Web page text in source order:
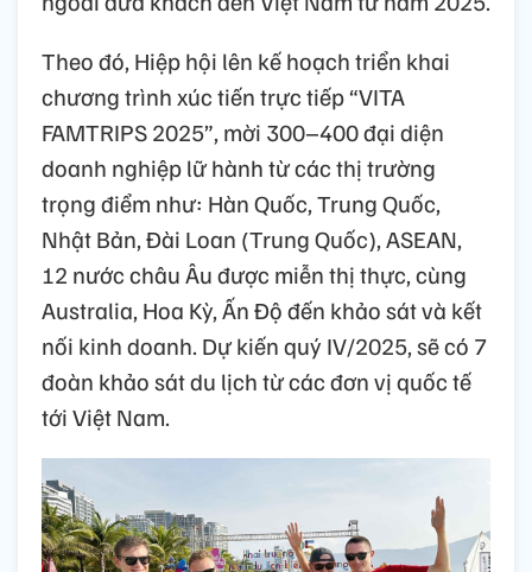
Theo đó, Hiệp hội lên kế hoạch triển khai
chương trình xúc tiến trực tiếp “VITA
FAMTRIPS 2025”, mời 300–400 đại diện
doanh nghiệp lữ hành từ các thị trường
trọng điểm như: Hàn Quốc, Trung Quốc,
Nhật Bản, Đài Loan (Trung Quốc), ASEAN,
12 nước châu Âu được miễn thị thực, cùng
Australia, Hoa Kỳ, Ấn Độ đến khảo sát và kết
nối kinh doanh. Dự kiến quý IV/2025, sẽ có 7
đoàn khảo sát du lịch từ các đơn vị quốc tế
tới Việt Nam.